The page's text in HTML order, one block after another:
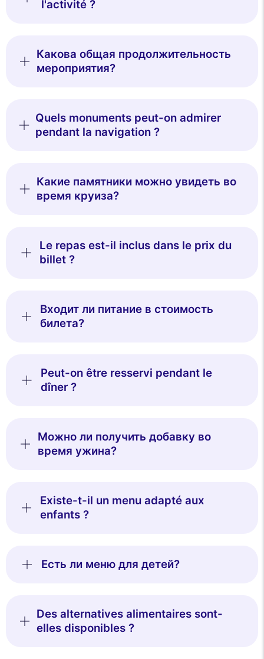
l'activité ?
Какова общая продолжительность
мероприятия?
Quels monuments peut-on admirer
pendant la navigation ?
Какие памятники можно увидеть во
время круиза?
Le repas est-il inclus dans le prix du
billet ?
Входит ли питание в стоимость
билета?
Peut-on être resservi pendant le
dîner ?
Можно ли получить добавку во
время ужина?
Existe-t-il un menu adapté aux
enfants ?
Есть ли меню для детей?
Des alternatives alimentaires sont-
elles disponibles ?